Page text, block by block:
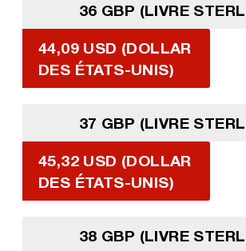
36 GBP (LIVRE
44,09 USD (DOLLAR
DES ÉTATS-UNIS)
37 GBP (LIVRE
45,32 USD (DOLLAR
DES ÉTATS-UNIS)
38 GBP (LIVRE